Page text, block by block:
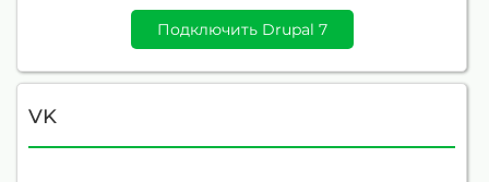
Подключить Drupal 7
VK